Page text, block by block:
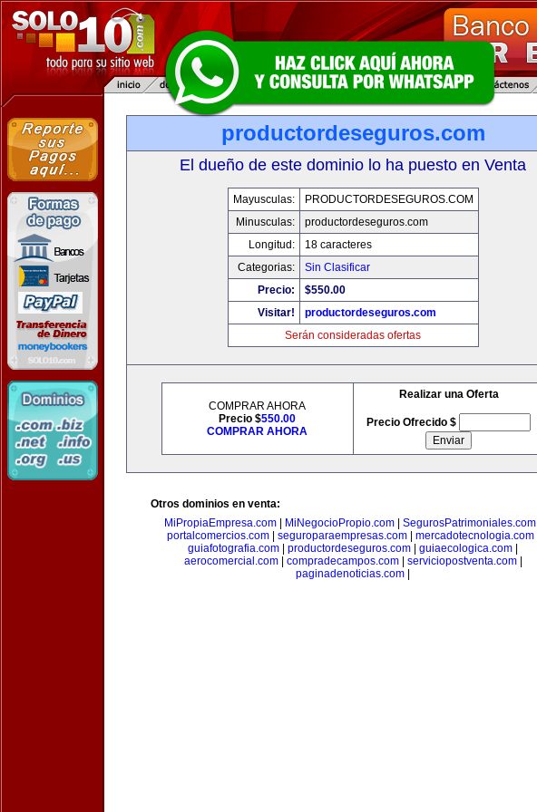
productordeseguros.com
El dueño de este dominio lo ha puesto en Venta
Mayusculas:
PRODUCTORDESEGUROS.COM
Minusculas:
productordeseguros.com
Longitud:
18 caracteres
Categorias:
Sin Clasificar
Precio:
$550.00
Visitar!
productordeseguros.com
Serán consideradas ofertas
COMPRAR AHORA
Precio $550.00
COMPRAR AHORA
Realizar una Oferta
Precio Ofrecido $
Otros dominios en venta:
MiPropiaEmpresa.com
MiNegocioPropio.com SegurosPatrimoniales.com
portalcomercios.com| seguroparaempresas.com| mercadotecnologia.com|
guiafotografia.com
productordeseguros.com guiaecologica.com
aerocomercial.com| compradecampos.com| serviciopostventa.com|
paginadenoticias.com